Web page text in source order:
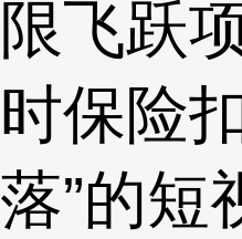
限飞跃
时保险
落”的短